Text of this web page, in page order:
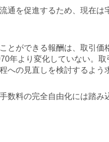
通を促進するため、現在は
とができる報酬は、取引価
年より変化していない。
への見直しを検討するよう
数料の完全自由化には踏み